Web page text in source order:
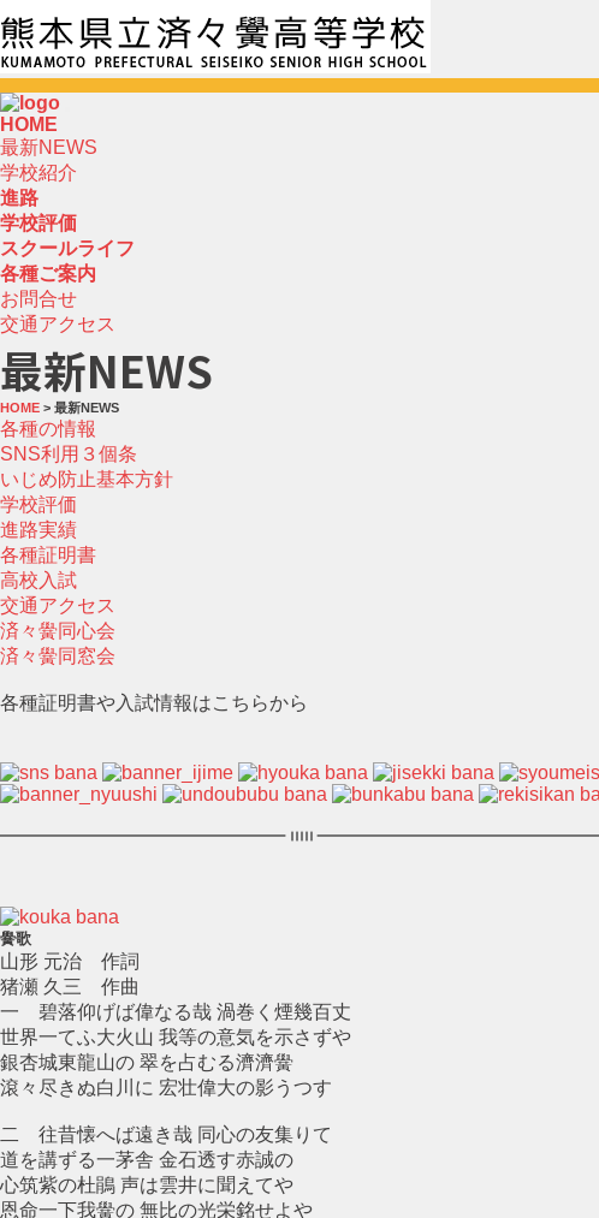
HOME
最新NEWS
学校紹介
進路
学校評価
スクールライフ
各種ご案内
お問合せ
交通アクセス
最新NEWS
HOME > 最新NEWS
各種の情報
SNS利用３個条
いじめ防止基本方針
学校評価
進路実績
各種証明書
高校入試
交通アクセス
済々黌同心会
済々黌同窓会
各種証明書や入試情報はこちらから
黌歌
山形 元治 作詞
猪瀬 久三 作曲
一 碧落仰げば偉なる哉 渦巻く煙幾百丈
世界一てふ大火山 我等の意気を示さずや
銀杏城東龍山の 翠を占むる濟濟黌
滾々尽きぬ白川に 宏壮偉大の影うつす
二 往昔懐へば遠き哉 同心の友集りて
道を講ずる一茅舎 金石透す赤誠の
心筑紫の杜鵑 声は雲井に聞えてや
恩命一下我黌の 無比の光栄銘せよや